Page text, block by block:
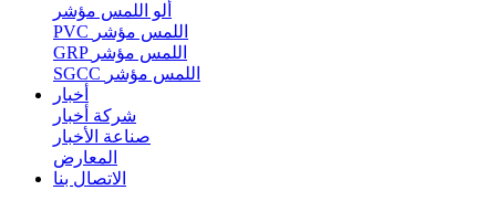
ألو اللمس مؤشر
PVC اللمس مؤشر
GRP اللمس مؤشر
SGCC اللمس مؤشر
أخبار
شركة أخبار
صناعة الأخبار
المعارض
الاتصال بنا